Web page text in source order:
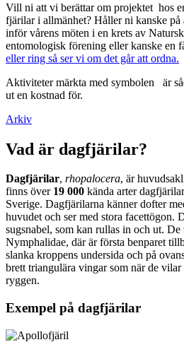
Vill ni att vi berättar om projektet hos
fjärilar i allmänhet? Håller ni kanske på
inför vårens möten i en krets av
entomologisk förening eller kanske en
eller ring så ser vi om det går att ordna.
Aktiviteter märkta med symbolen
är
ut en kostnad för.
Arkiv
Vad är dagfjärilar?
Dagfjärilar, rhopalocera, är
finns över 19 000 kända arter
Sverige. Dagfjärilarna känner dofter
huvudet och ser med stora facettögon.
sugsnabel, som kan rullas in och ut. De
Nymphalidae, där är första benparet
slanka kroppens undersida och på
brett triangulära vingar som när de
ryggen.
Exempel på dagfjärilar